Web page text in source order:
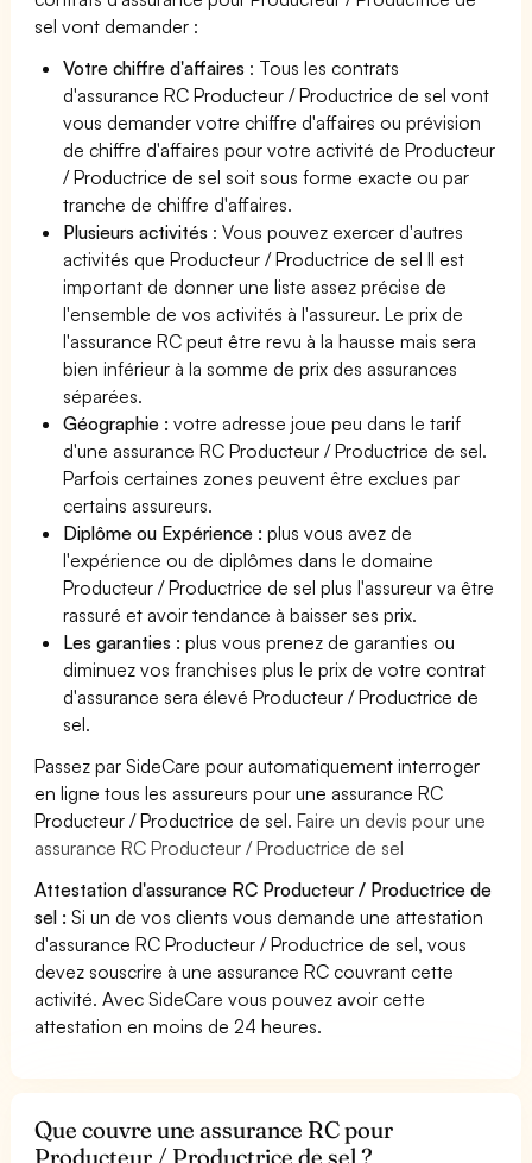
sel vont demander :
Votre chiffre d'affaires : Tous les contrats
d'assurance RC Producteur / Productrice de sel vont
vous demander votre chiffre d'affaires ou prévision
de chiffre d'affaires pour votre activité de Producteur
/ Productrice de sel soit sous forme exacte ou par
tranche de chiffre d'affaires.
Plusieurs activités : Vous pouvez exercer d'autres
activités que Producteur / Productrice de sel Il est
important de donner une liste assez précise de
l'ensemble de vos activités à l'assureur. Le prix de
l'assurance RC peut être revu à la hausse mais sera
bien inférieur à la somme de prix des assurances
séparées.
Géographie :votre adresse joue peu dans le tarif
d'une assurance RC Producteur / Productrice de sel.
Parfois certaines zones peuvent être exclues par
certains assureurs.
Diplôme ou Expérience :plus vous avez de
l'expérience ou de diplômes dans le domaine
Producteur / Productrice de sel plus l'assureur va être
rassuré et avoir tendance à baisser ses prix.
Les garanties :plus vous prenez de garanties ou
diminuez vos franchises plus le prix de votre contrat
d'assurance sera élevé Producteur / Productrice de
sel.
Passez par SideCare pour automatiquement interroger
en ligne tous les assureurs pour une assurance RC
Producteur / Productrice de sel.Faire un devis pour une
assurance RC Producteur / Productrice de sel
Attestation d'assurance RC Producteur / Productrice de
sel : Si un de vos clients vous demande une attestation
d'assurance RC Producteur / Productrice de sel, vous
devez souscrire à une assurance RC couvrant cette
activité. Avec SideCare vous pouvez avoir cette
attestation en moins de 24 heures.
Que couvre une assurance RC pour
Producteur / Productrice de sel ?